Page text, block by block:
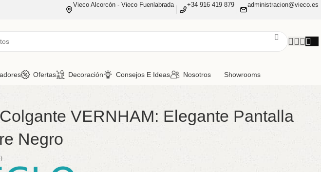
Vieco Alcorcón - Vieco Fuenlabrada +34 916 419 879 administracion@vieco.es
Ofertas Decoración Consejos E Ideas Nosotros Showrooms
VERNHAM: Elegante Pantalla
Negro